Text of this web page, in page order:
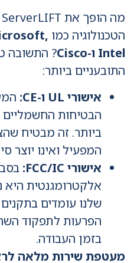
הטכנולוגיה כמו
Intel ו-Cisco
? התשובה
התובעניים ביותר:
אישורי UL ו-CE:
הבטיחות החשמליים
ביותר. זה מבטיח
המפעיל ואינו יוצר
אישורי FCC/IC:
אלקטרומגנטית היא
שלנו עומדים
הפרעות לתפקוד
בזמן העבודה.
מעטפת שירות מלאה